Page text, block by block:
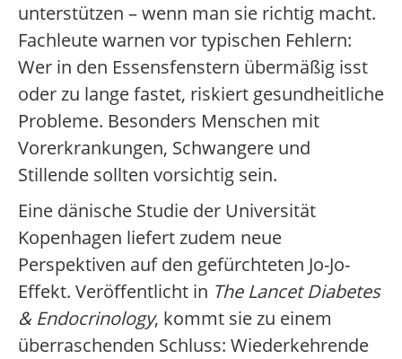
unterstützen – wenn man sie richtig macht.
Fachleute warnen vor typischen Fehlern:
Wer in den Essensfenstern übermäßig isst
oder zu lange fastet, riskiert gesundheitliche
Probleme. Besonders Menschen mit
Vorerkrankungen, Schwangere und
Stillende sollten vorsichtig sein.
Eine dänische Studie der Universität
Kopenhagen liefert zudem neue
Perspektiven auf den gefürchteten Jo-Jo-
Effekt. Veröffentlicht in The Lancet Diabetes
& Endocrinology, kommt sie zu einem
überraschenden Schluss: Wiederkehrende